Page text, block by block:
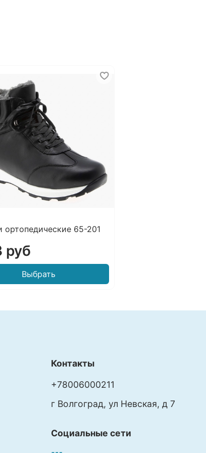
ортопедические 65-201
руб
Выбрать
Контакты
+78006000211
г Волгоград, ул Невская, д 7
Социальные сети